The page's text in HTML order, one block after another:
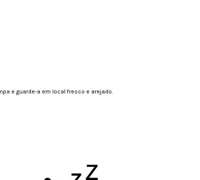
e guarde-a em local fresco e arejado.